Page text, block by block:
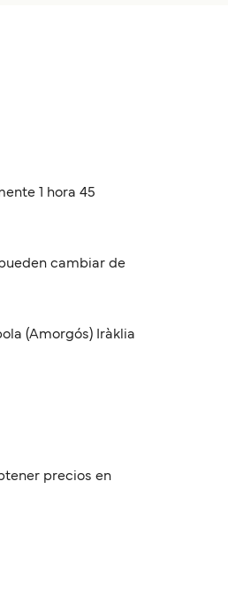
1 hora 45
cambiar de
(Amorgós) Iràklia
precios en